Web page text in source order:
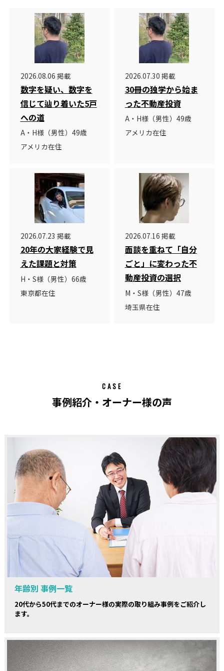
2026.08.06 掲載
数字を疑い、数字を
信じて辿り着いた5戸
への道
A・H様（男性）49歳
アメリカ在住
2026.07.30 掲載
30冊の独学から始ま
った不動産投資
A・H様（男性）49歳
アメリカ在住
2026.07.23 掲載
20年の大家経験で見
えた課題と対策
H・S様（男性）66歳
東京都在住
2026.07.16 掲載
面談を重ねて「自分
ごと」に変わった不
動産投資の選択
M・S様（男性）47歳
埼玉県在住
CASE
事例紹介・オーナー様の声
年齢別 事例一覧
20代から50代までのオーナー様の実際の取り組み事例をご紹介し
ます。